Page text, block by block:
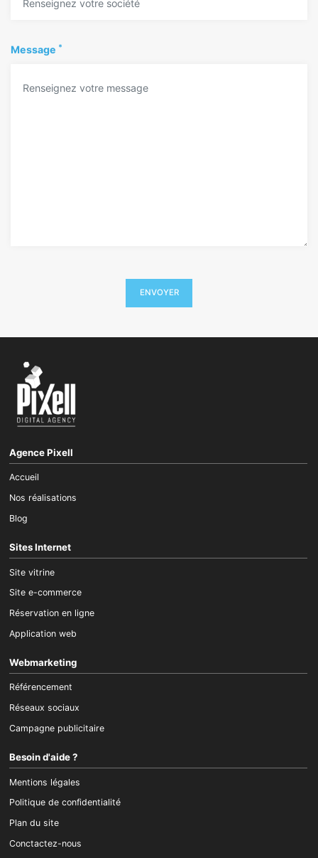
Message *
Agence Pixell
Accueil
Nos réalisations
Blog
Sites Internet
Site vitrine
Site e-commerce
Réservation en ligne
Application web
Webmarketing
Référencement
Réseaux sociaux
Campagne publicitaire
Besoin d'aide ?
Mentions légales
Politique de confidentialité
Plan du site
Conctactez-nous